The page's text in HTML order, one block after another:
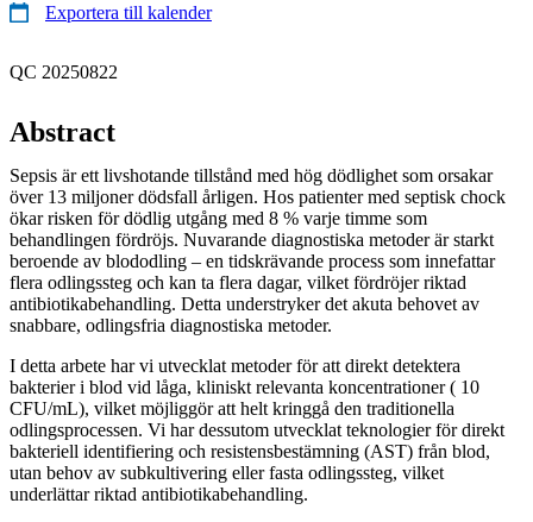
Exportera till kalender
QC 20250822
Abstract
Sepsis är ett livshotande tillstånd med hög dödlighet som orsakar
över 13 miljoner dödsfall årligen. Hos patienter med septisk chock
ökar risken för dödlig utgång med 8 % varje timme som
behandlingen fördröjs. Nuvarande diagnostiska metoder är starkt
beroende av blododling – en tidskrävande process som innefattar
flera odlingssteg och kan ta flera dagar, vilket fördröjer riktad
antibiotikabehandling. Detta understryker det akuta behovet av
snabbare, odlingsfria diagnostiska metoder.
I detta arbete har vi utvecklat metoder för att direkt detektera
bakterier i blod vid låga, kliniskt relevanta koncentrationer ( 10
CFU/mL), vilket möjliggör att helt kringgå den traditionella
odlingsprocessen. Vi har dessutom utvecklat teknologier för direkt
bakteriell identifiering och resistensbestämning (AST) från blod,
utan behov av subkultivering eller fasta odlingssteg, vilket
underlättar riktad antibiotikabehandling.